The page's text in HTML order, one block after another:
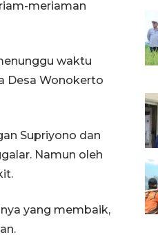
meriaman
waktu
Desa Wonokerto
Supriyono dan
Namun oleh
yang membaik,